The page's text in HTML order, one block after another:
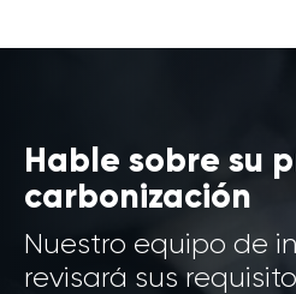
Hable sobre su
carbonización
Nuestro equipo de
revisará sus